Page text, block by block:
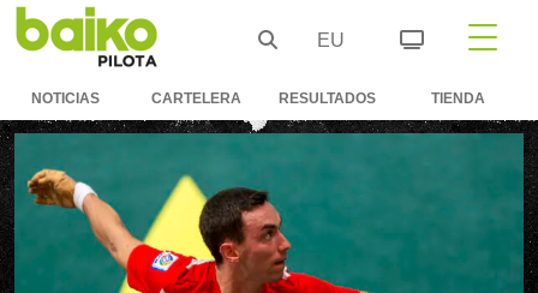
EU
NOTICIAS CARTELERA RESULTADOS TIENDA